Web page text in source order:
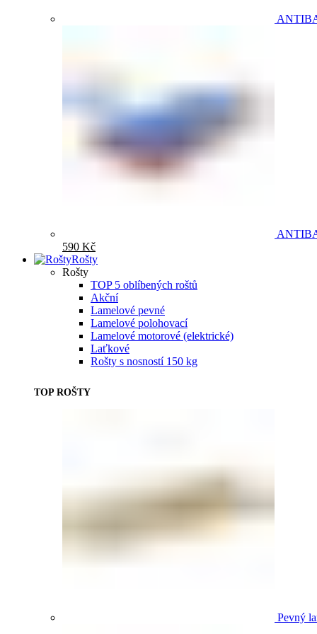
590 Kč
Rošty
Rošty
TOP 5 oblíbených roštů
Akční
Lamelové pevné
Lamelové polohovací
Lamelové motorové (elektrické)
Laťkové
Rošty s nosností 150 kg
TOP ROŠTY
Pevný